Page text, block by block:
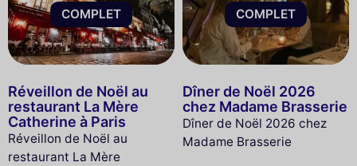
COMPLET
Réveillon de Noël au
restaurant La Mère
Catherine à Paris
Réveillon de Noël au
restaurant La Mère
COMPLET
Dîner de Noël 2026
chez Madame Brasserie
Dîner de Noël 2026 chez
Madame Brasserie